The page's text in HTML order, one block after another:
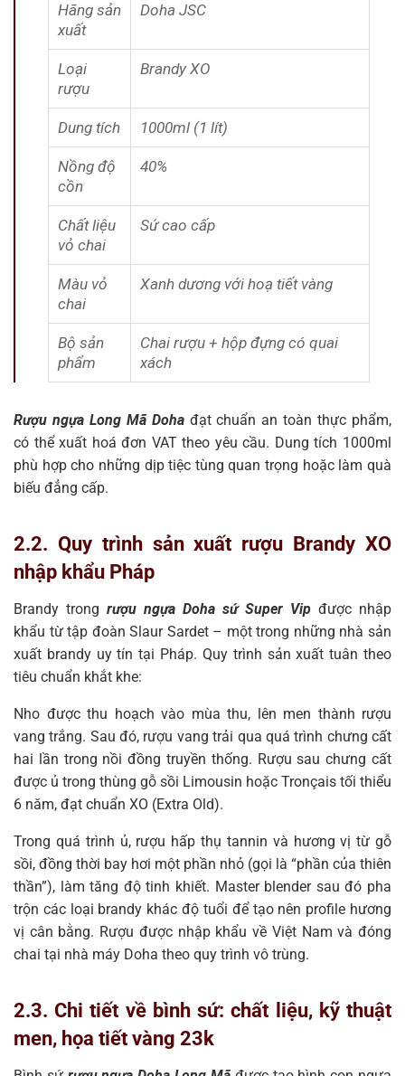
Hãng sản
xuất
Doha JSC
Loại
rượu
Brandy XO
Dung tích 1000ml (1 lít)
Nồng độ
cồn
40%
Chất liệu
vỏ chai
Sứ cao cấp
Màu vỏ
chai
Xanh dương với hoạ tiết vàng
Bộ sản
phẩm
Chai rượu + hộp đựng có quai
xách
Rượu ngựa Long Mã Dohađạt chuẩn an toàn thực phẩm,
có thể xuất hoá đơn VAT theo yêu cầu. Dung tích 1000ml
phù hợp cho những dịp tiệc tùng quan trọng hoặc làm quà
biếu đẳng cấp.
2.2. Quy trình sản xuất rượu Brandy XO
nhập khẩu Pháp
Brandy trong rượu ngựa Doha sứ Super Vip được nhập
khẩu từ tập đoàn Slaur Sardet – một trong những nhà sản
xuất brandy uy tín tại Pháp. Quy trình sản xuất tuân theo
tiêu chuẩn khắt khe:
Nho được thu hoạch vào mùa thu, lên men thành rượu
vang trắng. Sau đó, rượu vang trải qua quá trình chưng cất
hai lần trong nồi đồng truyền thống. Rượu sau chưng cất
được ủ trong thùng gỗ sồi Limousin hoặc Tronçais tối thiểu
6 năm, đạt chuẩn XO (Extra Old).
Trong quá trình ủ, rượu hấp thụ tannin và hương vị từ gỗ
sồi, đồng thời bay hơi một phần nhỏ (gọi là “phần của thiên
thần”), làm tăng độ tinh khiết. Master blender sau đó pha
trộn các loại brandy khác độ tuổi để tạo nên profile hương
vị cân bằng. Rượu được nhập khẩu về Việt Nam và đóng
chai tại nhà máy Doha theo quy trình vô trùng.
2.3. Chi tiết về bình sứ: chất liệu, kỹ thuật
men, họa tiết vàng 23k